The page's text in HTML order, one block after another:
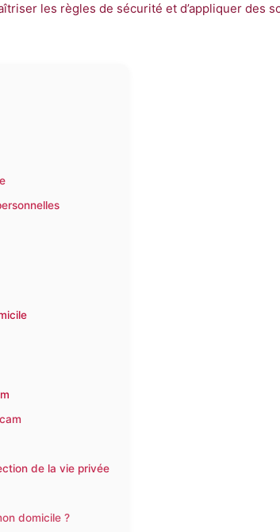
les règles de sécurité et d’appliquer des
de la vie privée
domicile ?